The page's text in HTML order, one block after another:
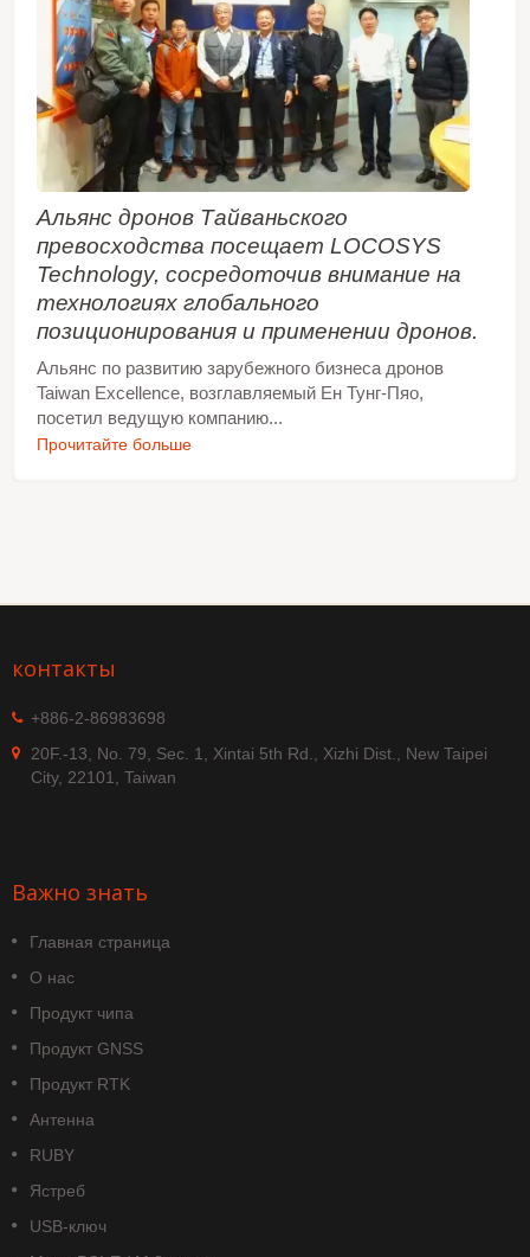
Альянс дронов Тайваньского
превосходства посещает LOCOSYS
Technology, сосредоточив внимание на
технологиях глобального
позиционирования и применении дронов.
Альянс по развитию зарубежного бизнеса дронов
Taiwan Excellence, возглавляемый Ен Тунг-Пяо,
посетил ведущую компанию...
Прочитайте больше
контакты
+886-2-86983698
20F.-13, No. 79, Sec. 1, Xintai 5th Rd., Xizhi Dist., New Taipei
City, 22101, Taiwan
Важно знать
Главная страница
О нас
Продукт чипа
Продукт GNSS
Продукт RTK
Антенна
RUBY
Ястреб
USB-ключ